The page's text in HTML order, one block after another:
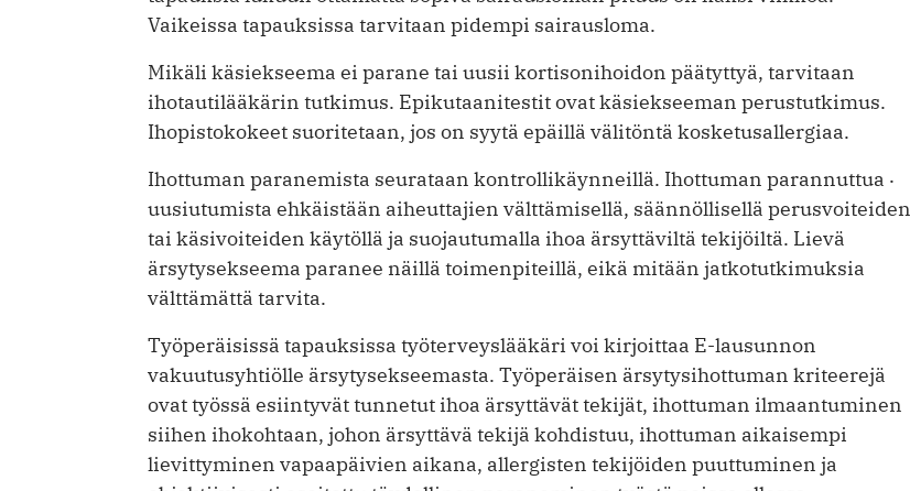
Vaikeissa tapauksissa tarvitaan pidempi sairausloma.
Mikäli käsiekseema ei parane tai uusii kortisonihoidon päätyttyä, tarvitaan
ihotautilääkärin tutkimus. Epikutaanitestit ovat käsiekseeman perustutkimus.
Ihopistokokeet suoritetaan, jos on syytä epäillä välitöntä kosketusallergiaa.
Ihottuman paranemista seurataan kontrollikäynneillä. Ihottuman parannuttua ‧
uusiutumista ehkäistään aiheuttajien välttämisellä, säännöllisellä perusvoiteiden
tai käsivoiteiden käytöllä ja suojautumalla ihoa ärsyttäviltä tekijöiltä. Lievä
ärsytysekseema paranee näillä toimenpiteillä, eikä mitään jatkotutkimuksia
välttämättä tarvita.
Työperäisissä tapauksissa työterveyslääkäri voi kirjoittaa E-lausunnon
vakuutusyhtiölle ärsytysekseemasta. Työperäisen ärsytysihottuman kriteerejä
ovat työssä esiintyvät tunnetut ihoa ärsyttävät tekijät, ihottuman ilmaantuminen
siihen ihokohtaan, johon ärsyttävä tekijä kohdistuu, ihottuman aikaisempi
lievittyminen vapaapäivien aikana, allergisten tekijöiden puuttuminen ja